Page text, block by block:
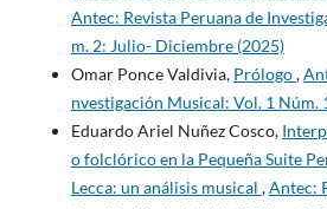
Antec: Revista Peruana de
m. 2: Julio- Diciembre (2025)
Omar Ponce Valdivia, Prólogo,
nvestigación Musical: Vol. 1 Núm.
Eduardo Ariel Nuñez Cosco,
o folclórico en la Pequeña Suite
Lecca: un análisis musical ,Antec: